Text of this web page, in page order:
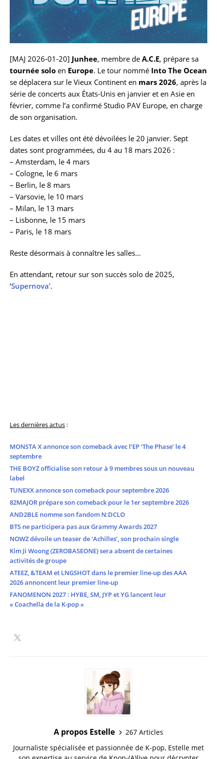
[MAJ 2026-01-20] Junhee, membre de A.C.E, prépare sa
tournée solo en Europe. Le tour nommé Into The Ocean
se déplacera sur le Vieux Continent en mars 2026, après la
série de concerts aux États-Unis en janvier et en Asie en
février, comme l’a confirmé Studio PAV Europe, en charge
de son organisation.
Les dates et villes ont été dévoilées le 20 janvier. Sept
dates sont programmées, du 4 au 18 mars 2026 :
– Amsterdam, le 4 mars
– Cologne, le 6 mars
– Berlin, le 8 mars
– Varsovie, le 10 mars
– Milan, le 13 mars
– Lisbonne, le 15 mars
– Paris, le 18 mars
Reste désormais à connaître les salles…
En attendant, retour sur son succès solo de 2025,
‘Supernova’.
Les dernières actus :
MONSTA X annonce son comeback avec l’EP ‘The Phase’ le 4
septembre
THE BOYZ officialise son retour à 9 membres sous un nouveau
label
TUNEXX annonce son comeback pour septembre 2026
82MAJOR prépare son comeback pour le 1er septembre 2026
AND2BLE nomme son fandom N:DCLO
BTS ne participera pas aux Grammy Awards 2027
NOWZ dévoile un teaser de ‘Achilles’, son prochain single
Kim Ji Woong (ZEROBASEONE) sera absent de certaines
activités de groupe
ATEEZ, &TEAM et LNGSHOT dans le premier line-up des AAA
2026 annoncent leur premier line-up
FANOMENON 2027 : HYBE, SM, JYP et YG lancent leur
« Coachella de la K-pop »
A propos Estelle
267 Articles
Journaliste spécialisée et passionnée de K-pop, Estelle met